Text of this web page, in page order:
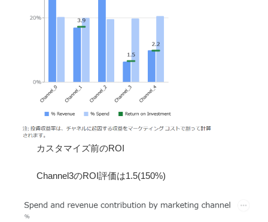
カスタマイズ前のROI
Channel3のROI評価は1.5(150%)